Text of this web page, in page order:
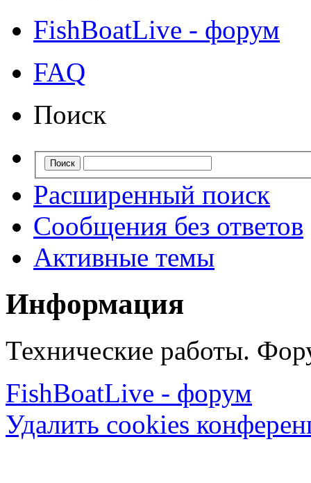
FishBoatLive - форум
FAQ
Поиск
Расширенный поиск
Сообщения без ответов
Активные темы
Информация
Технические работы.
FishBoatLive - форум
Удалить cookies